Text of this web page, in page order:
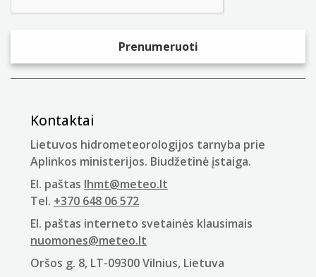
Kontaktai
Lietuvos hidrometeorologijos tarnyba prie
Aplinkos ministerijos. Biudžetinė įstaiga.
El. paštas lhmt@meteo.lt
Tel. +370 648 06 572
El. paštas interneto svetainės klausimais
nuomones@meteo.lt
Oršos g. 8, LT-09300 Vilnius, Lietuva